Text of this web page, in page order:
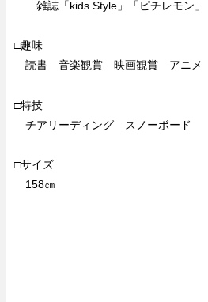
雑誌「kids Style」「ピチレモン」
□趣味
読書 音楽観賞 映画観賞 アニ
□特技
チアリーディング スノーボード
□サイズ
158㎝